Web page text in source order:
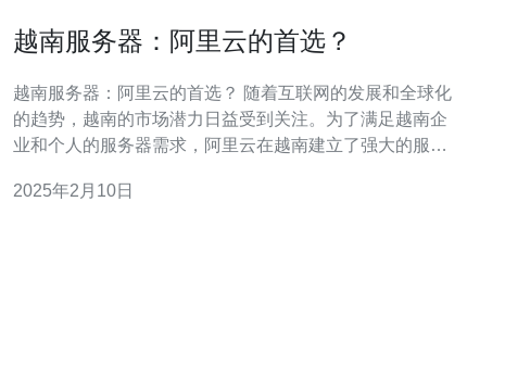
越南服务器：阿里云的首选？
越南服务器：阿里云的首选？ 随着互联网的发展和全球化
的趋势，越南的市场潜力日益受到关注。为了满足越南企
业和个人的服务器需求，阿里云在越南建立了强大的服务
首选。 越南是东南亚最具发展潜力的国家之一，其经济增
2025年2月10日